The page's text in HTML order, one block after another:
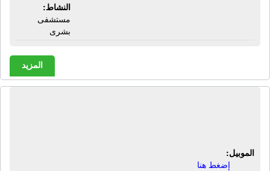
النشاط:
مستشفى
بشرى
المزيد
الموبيل:
إضغط هنا